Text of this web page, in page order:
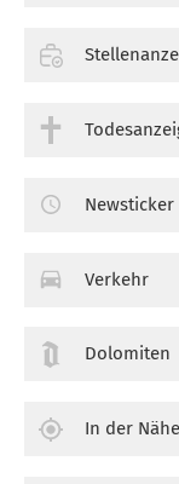
Newsticker
Verkehr
Dolomiten
In der Nähe